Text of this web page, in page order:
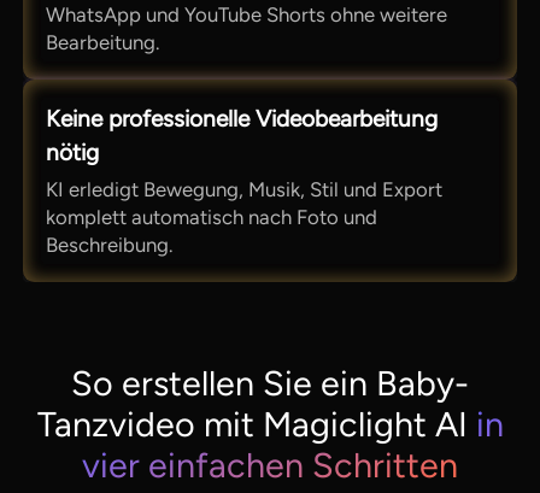
WhatsApp und YouTube Shorts ohne weitere
Bearbeitung.
Keine professionelle Videobearbeitung
nötig
KI erledigt Bewegung, Musik, Stil und Export
komplett automatisch nach Foto und
Beschreibung.
So erstellen Sie ein Baby-
Tanzvideo mit Magiclight AI in
vier einfachen Schritten